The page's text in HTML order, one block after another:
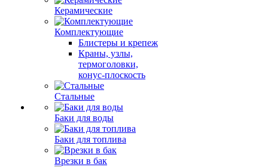
Керамические
Комплектующие
Блистеры и крепеж
Краны, узлы,
термоголовки,
конус-плоскость
Стальные
Баки для воды
Баки для топлива
Врезки в бак